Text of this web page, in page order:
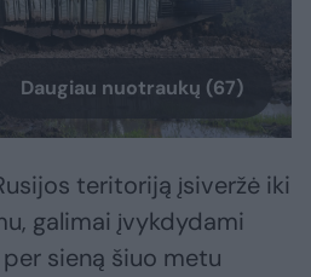
Daugiau nuotraukų (67)
teritoriją įsiveržė iki
galimai įvykdydami
sieną šiuo metu